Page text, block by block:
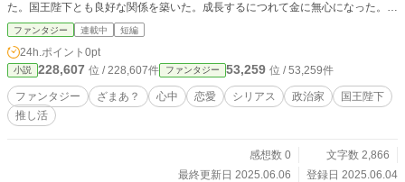
た。国王陛下とも良好な関係を築いた。成長するにつれて金に無心になった。
・国王陛下 推民共和国の国家元首。国王として君臨しつつ、政治家、タレン
ト、アイドル、定刻鐵道(この国の国鉄)の総裁など、様々な側面を持つ。 ・成瀬
川 彗子 (なるせがわ けいこ) 隆康が惚れた謎の女。
ファンタジー 連載中 短編
24h.ポイント 0pt
小説 228,607 位 / 228,607件 ファンタジー 53,259 位 / 53,259件
ファンタジー ざまあ？ 心中 恋愛 シリアス 政治家
国王陛下
推し活
感想数 0
文字数 2,866
最終更新日 2025.06.06
登録日 2025.06.04